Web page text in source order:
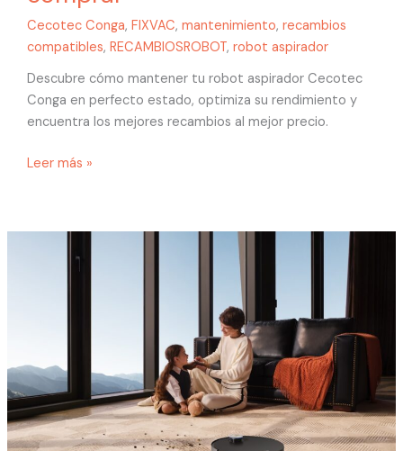
Cecotec Conga, FIXVAC, mantenimiento, recambios
compatibles, RECAMBIOSROBOT, robot aspirador
Descubre cómo mantener tu robot aspirador Cecotec
Conga en perfecto estado, optimiza su rendimiento y
encuentra los mejores recambios al mejor precio.
Leer más »
Roomba:
compatibles
FIXVAC